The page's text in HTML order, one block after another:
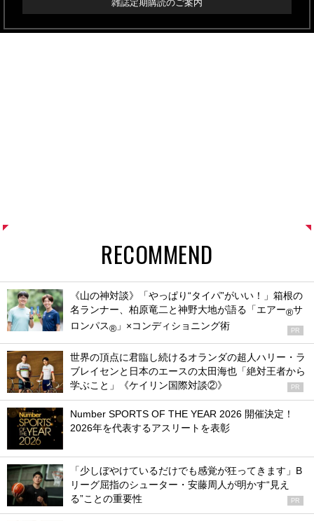
雑誌定期購読のご案内
RECOMMEND
《山の神対談》「やっぱり“タイパ”がいい！」箱根の
名ランナー、柏原竜二と神野大地が語る「エアー®サ
ロンパス® 」×コンディショニング術 PR
世界の頂点に君臨し続けるオランダの超人ハリー・ラ
ブレイセンと日本のエースの太田海也「絶対王者から
学ぶこと」《ケイリン国際対談②》
PR
Number SPORTS OF THE YEAR 2026 開催決定！
2026年を代表するアスリートを表彰
「少しぼやけているだけでも感覚が狂ってきます」B
リーグ屈指のシューター・安藤周人が明かす“見え
る”ことの重要性
PR